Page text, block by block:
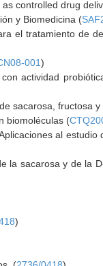
controlled drug
y Biomedicina (
el tratamiento de
001)
actividad
sacarosa, fructosa y
biomoléculas (
al
la sacarosa y de la
)